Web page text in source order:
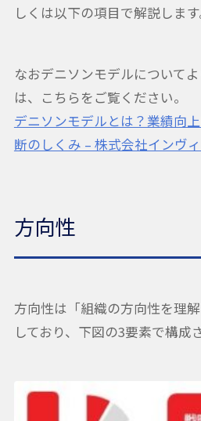
しくは以下の項目で解説します
なおデニソンモデルについて
は、こちらをご覧ください。
デニソンモデルとは？業績向
断のしくみ – 株式会社インヴ
方向性
方向性は「組織の方向性を理
しており、下図の3要素で構成